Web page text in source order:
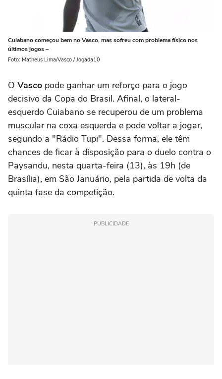
Cuiabano começou bem no Vasco, mas sofreu com problema físico nos
últimos jogos –
Foto: Matheus Lima/Vasco / Jogada10
O Vasco pode ganhar um reforço para o jogo
decisivo da Copa do Brasil. Afinal, o lateral-
esquerdo Cuiabano se recuperou de um problema
muscular na coxa esquerda e pode voltar a jogar,
segundo a "Rádio Tupi". Dessa forma, ele têm
chances de ficar à disposição para o duelo contra o
Paysandu, nesta quarta-feira (13), às 19h (de
Brasília), em São Januário, pela partida de volta da
quinta fase da competição.
PUBLICIDADE